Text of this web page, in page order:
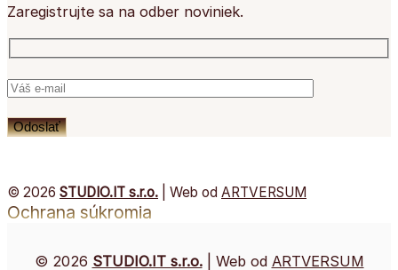
Zaregistrujte sa na odber noviniek.
© 2026 STUDIO.IT s.r.o. | Web od ARTVERSUM
Ochrana súkromia
© 2026 STUDIO.IT s.r.o.| Web od ARTVERSUM